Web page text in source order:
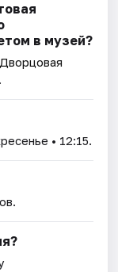
в музей?
• 12:15.